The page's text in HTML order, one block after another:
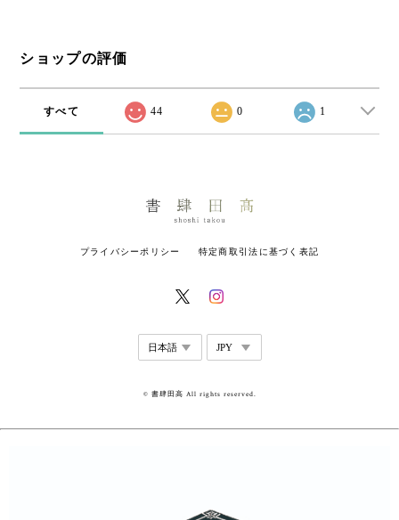
ショップの評価
すべて 44 0 1
プライバシーポリシー 特定商取引法に基づく表記
© 書肆田高 All rights reserved.